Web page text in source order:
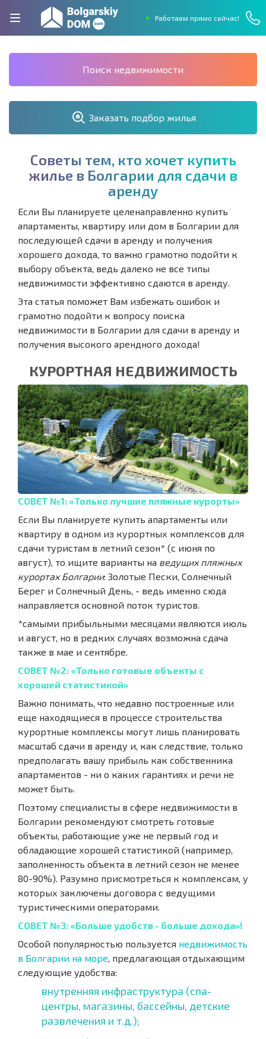
Работаем прямо сейчас!
Поиск недвижимости
Заказать подбор жилья
Советы тем, кто хочет купить
жилье в Болгарии для сдачи в
аренду
Если Вы планируете целенаправленно купить
апартаменты, квартиру или дом в Болгарии для
последующей сдачи в аренду и получения
хорошего дохода, то важно грамотно подойти к
выбору объекта, ведь далеко не все типы
недвижимости эффективно сдаются в аренду.
Эта статья поможет Вам избежать ошибок и
грамотно подойти к вопросу поиска
недвижимости в Болгарии для сдачи в аренду и
получения высокого арендного дохода!
КУРОРТНАЯ НЕДВИЖИМОСТЬ
СОВЕТ №1: «Только лучшие пляжные курорты»
Если Вы планируете купить апартаменты или
квартиру в одном из курортных комплексов для
сдачи туристам в летний сезон* (с июня по
август), то ищите варианты на ведущих пляжных
курортах Болгарии: Золотые Пески, Солнечный
Берег и Солнечный День, - ведь именно сюда
направляется основной поток туристов.
*самыми прибыльными месяцами являются июль
и август, но в редких случаях возможна сдача
также в мае и сентябре.
СОВЕТ №2: «Только готовые объекты с
хорошей статистикой»
Важно понимать, что недавно построенные или
еще находящиеся в процессе строительства
курортные комплексы могут лишь планировать
масштаб сдачи в аренду и, как следствие, только
предполагать вашу прибыль как собственника
апартаментов - ни о каких гарантиях и речи не
может быть.
Поэтому специалисты в сфере недвижимости в
Болгарии рекомендуют смотреть готовые
объекты, работающие уже не первый год и
обладающие хорошей статистикой (например,
заполненность объекта в летний сезон не менее
80-90%). Разумно присмотреться к комплексам, у
которых заключены договора с ведущими
туристическими операторами.
СОВЕТ №3: «Больше удобств - больше дохода»!
Особой популярностью пользуется недвижимость
в Болгарии на море, предлагающая отдыхающим
следующие удобства:
внутренняя инфраструктура (спа-
центры, магазины, бассейны, детские
развлечения и т.д.);